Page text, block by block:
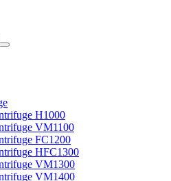
H1000
VM1100
FC1200
HFC1300
VM1300
VM1400